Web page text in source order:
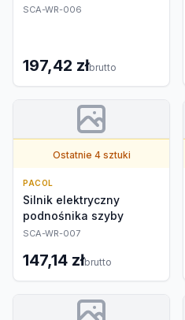
SCA-WR-006
197,42 złbrutto
Ostatnie 4 sztuki
PACOL
Silnik elektryczny
podnośnika szyby
SCA-WR-007
147,14 złbrutto